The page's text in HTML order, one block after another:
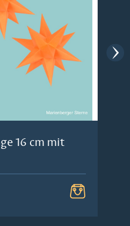
16 cm mit